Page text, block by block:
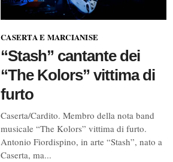
CASERTA E MARCIANISE
“Stash” cantante dei
“The Kolors” vittima di
furto
Caserta/Cardito. Membro della nota band
musicale “The Kolors” vittima di furto.
Antonio Fiordispino, in arte “Stash”, nato a
Caserta, ma...